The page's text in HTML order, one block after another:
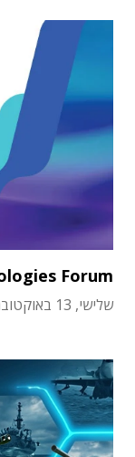
Forum
שלישי, 13 באוקטובר 2026